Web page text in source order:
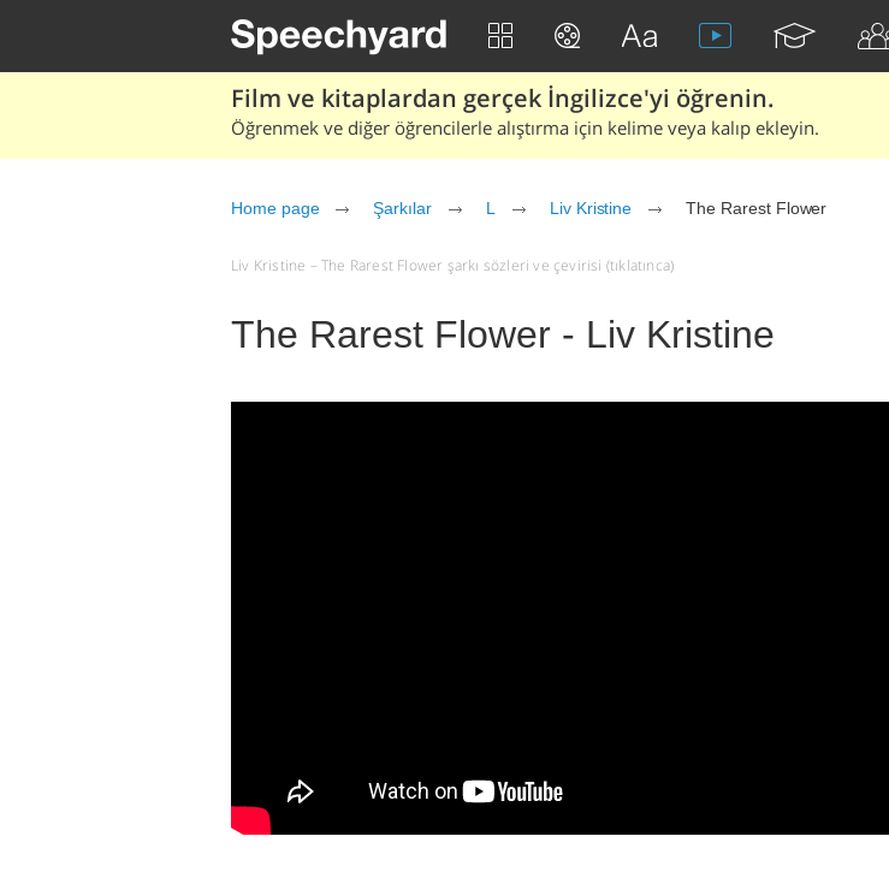
Film ve kitaplardan gerçek İngilizce'yi öğrenin.
Öğrenmek ve diğer öğrencilerle alıştırma için kelime veya kalıp ekleyin.
Home page Şarkılar L Liv Kristine The Rarest Flower
Liv Kristine – The Rarest Flower şarkı sözleri ve çevirisi (tıklatınca)
The Rarest Flower - Liv Kristine